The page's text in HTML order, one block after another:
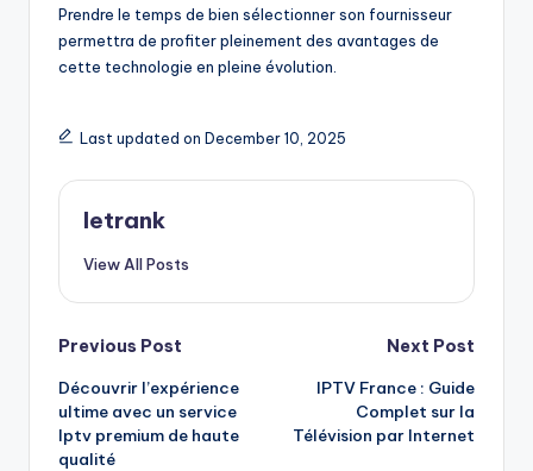
Prendre le temps de bien sélectionner son fournisseur
permettra de profiter pleinement des avantages de
cette technologie en pleine évolution.
Last updated on December 10, 2025
letrank
View All Posts
Post
navigation
Previous Post
Découvrir l’expérience
ultime avec un service
Iptv premium de haute
qualité
Next Post
IPTV France : Guide
Complet sur la
Télévision par Internet